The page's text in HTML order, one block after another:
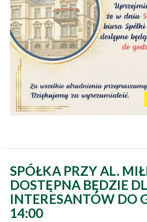
SPÓŁKA PRZY AL.
DOSTĘPNA BĘDZIE
INTERESANTÓW DO
14:00